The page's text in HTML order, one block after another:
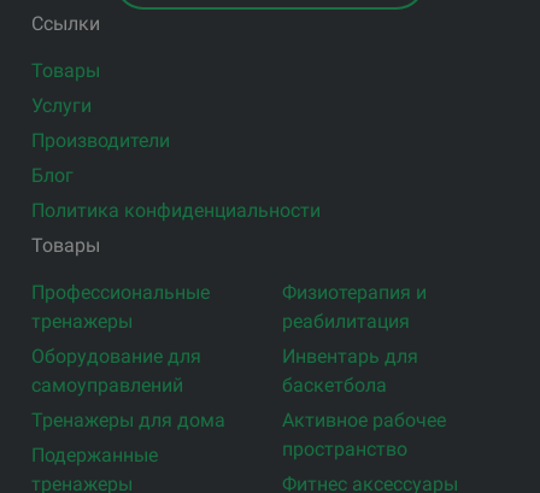
Ссылки
Товары
Услуги
Производители
Блог
Политика конфиденциальности
Товары
Профессиональные
тренажеры
Оборудование для
самоуправлений
Тренажеры для дома
Подержанные
тренажеры
Физиотерапия и
реабилитация
Инвентарь для
баскетбола
Активное рабочее
пространство
Фитнес аксессуары